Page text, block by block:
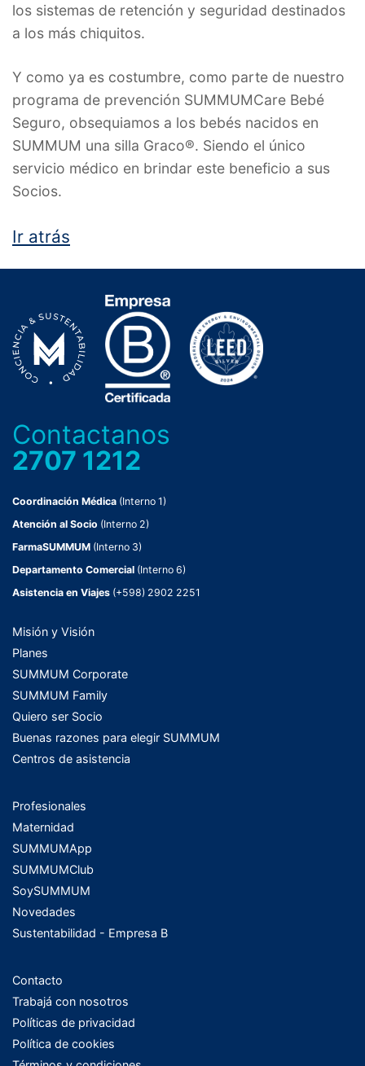
los sistemas de retención y seguridad destinados
a los más chiquitos.
Y como ya es costumbre, como parte de nuestro
programa de prevención SUMMUMCare Bebé
Seguro, obsequiamos a los bebés nacidos en
SUMMUM una silla Graco®. Siendo el único
servicio médico en brindar este beneficio a sus
Socios.
Ir atrás
Contactanos
2707 1212
Coordinación Médica (Interno 1)
Atención al Socio (Interno 2)
FarmaSUMMUM (Interno 3)
Departamento Comercial (Interno 6)
Asistencia en Viajes (+598) 2902 2251
Misión y Visión
Planes
SUMMUM Corporate
SUMMUM Family
Quiero ser Socio
Buenas razones para elegir SUMMUM
Centros de asistencia
Profesionales
Maternidad
SUMMUMApp
SUMMUMClub
SoySUMMUM
Novedades
Sustentabilidad - Empresa B
Contacto
Trabajá con nosotros
Políticas de privacidad
Política de cookies